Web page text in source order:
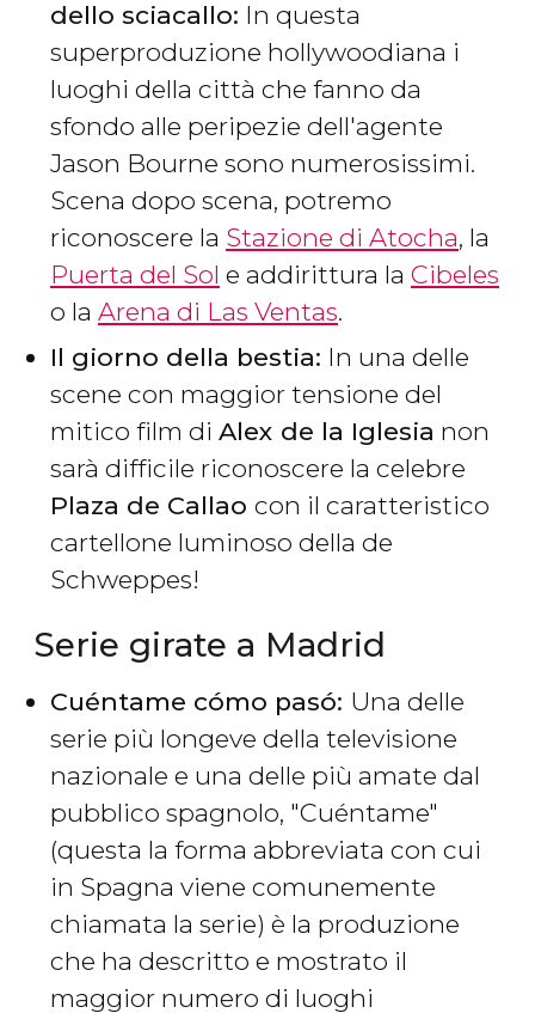
dello sciacallo: In questa
superproduzione hollywoodiana i
luoghi della città che fanno da
sfondo alle peripezie dell'agente
Jason Bourne sono numerosissimi.
Scena dopo scena, potremo
riconoscere la Stazione di Atocha, la
Puerta del Sol e addirittura la Cibeles
o la Arena di Las Ventas.
Il giorno della bestia​: In una delle
scene con maggior tensione del
mitico film di Alex de la Iglesia non
sarà difficile riconoscere la celebre
Plaza de Callao con il caratteristico
cartellone luminoso della de
Schweppes!
Serie girate a Madrid
Cuéntame cómo pasó: Una delle
serie più longeve della televisione
nazionale e una delle più amate dal
pubblico spagnolo, "Cuéntame"
(questa la forma abbreviata con cui
in Spagna viene comunemente
chiamata la serie) è la produzione
che ha descritto e mostrato il
maggior numero di luoghi